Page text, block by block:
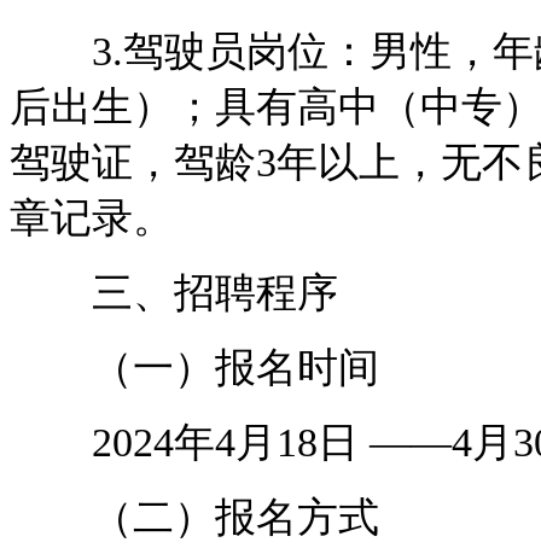
3.驾驶员岗位：男性，年
后出生）；具有高中（中专
驾驶证，驾龄3年以上，无
章记录。
三、招聘程序
（一）报名时间
2024年4月18日 ——4月
（二）报名方式